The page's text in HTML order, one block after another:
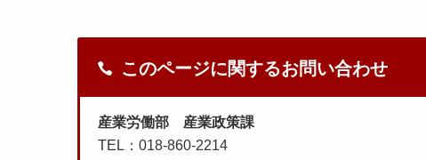
このページに関するお問い合わせ
産業労働部 産業政策課
TEL：018-860-2214